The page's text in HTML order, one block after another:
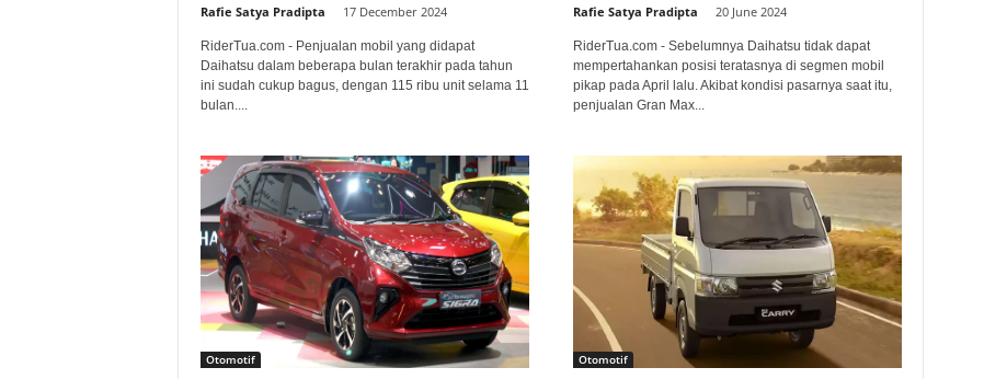
Rafie Satya Pradipta 17 December 2024
RiderTua.com - Penjualan mobil yang didapat
Daihatsu dalam beberapa bulan terakhir pada tahun
ini sudah cukup bagus, dengan 115 ribu unit selama 11
bulan....
Rafie Satya Pradipta 20 June 2024
RiderTua.com - Sebelumnya Daihatsu tidak dapat
mempertahankan posisi teratasnya di segmen mobil
pikap pada April lalu. Akibat kondisi pasarnya saat itu,
penjualan Gran Max...
Otomotif Otomotif